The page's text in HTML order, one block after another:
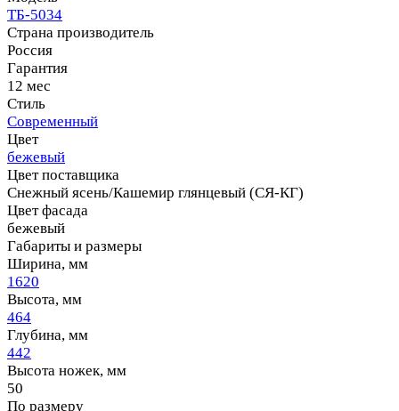
ТБ-5034
Страна производитель
Россия
Гарантия
12 мес
Стиль
Современный
Цвет
бежевый
Цвет поставщика
Снежный ясень/Кашемир глянцевый (СЯ-КГ)
Цвет фасада
бежевый
Габариты и размеры
Ширина, мм
1620
Высота, мм
464
Глубина, мм
442
Высота ножек, мм
50
По размеру